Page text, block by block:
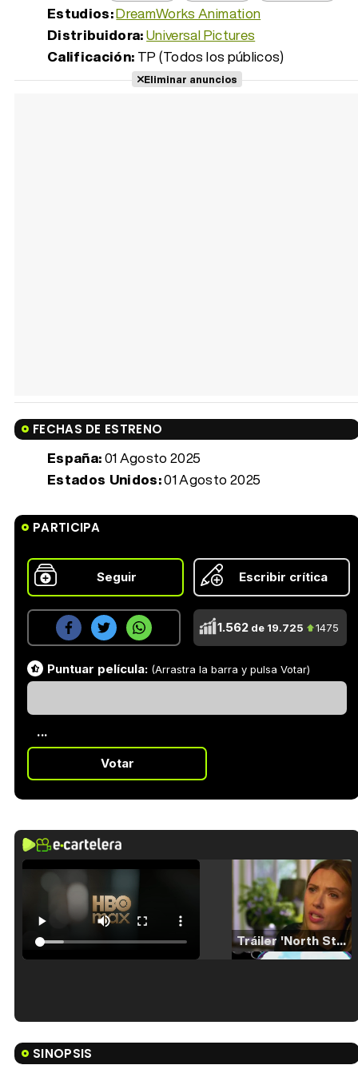
Estudios:DreamWorks Animation
Distribuidora:Universal Pictures
Calificación: TP (Todos los públicos)
Eliminar anuncios
FECHAS DE ESTRENO
España:01 Agosto 2025
Estados Unidos:01 Agosto 2025
PARTICIPA
Seguir Escribir crítica
1.562 de 19.725 1475
Puntuar película: (Arrastra la barra y pulsa Votar)
...
Votar
Tráiler 'North Star' (2023)
SINOPSIS